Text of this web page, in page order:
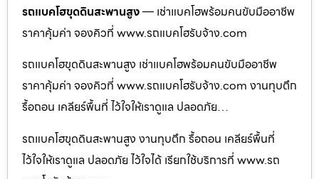
รถแบคโฮขุดดินสะพานสูง— เช่าแบคโฮพร้อมคนขับมืออาชีพ
ราคาคุ้มค่า จองคิวที่ www.รถแบคโฮรับจ้าง.com
รถแบคโฮขุดดินสะพานสูง เช่าแบคโฮพร้อมคนขับมืออาชีพ
ราคาคุ้มค่า จองคิวที่ www.รถแบคโฮรับจ้าง.com งานทุบตึก
รื้อถอน เคลียร์พื้นที่ ไว้ใจให้เราดูแล ปลอดภัย…
รถแบคโฮขุดดินสะพานสูง งานทุบตึก รื้อถอน เคลียร์พื้นที่
ไว้ใจให้เราดูแล ปลอดภัย ไว้ใจได้ เรียกใช้บริการที่ www.รถ